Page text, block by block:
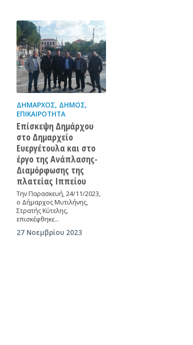
ΔΉΜΑΡΧΟΣ, ΔΉΜΟΣ,
ΕΠΙΚΑΙΡΌΤΗΤΑ
Επίσκεψη Δημάρχου
στο Δημαρχείο
Ευεργέτουλα και στο
έργο της Ανάπλασης-
Διαμόρφωσης της
πλατείας Ιππείου
Την Παρασκευή, 24/11/2023,
ο Δήμαρχος Μυτιλήνης,
Στρατής Κύτελης,
επισκέφθηκε…
27 Νοεμβρίου 2023